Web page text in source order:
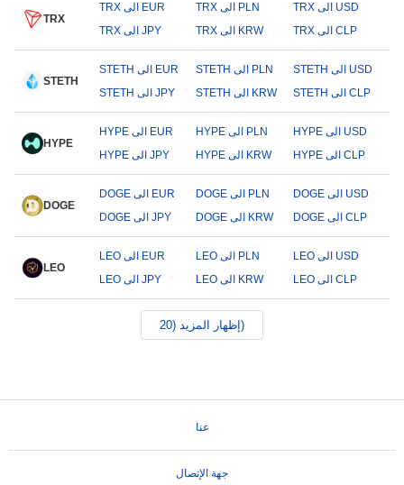
TRX
TRX الى EUR TRX الى PLN
TRX الى USD
TRX الى JPY
TRX الى KRW TRX الى CLP
STETH
STETH الى EUR STETH الى PLN
STETH الى USD
STETH الى JPY
STETH الى KRW STETH الى CLP
HYPE
HYPE الى EUR HYPE الى PLN
HYPE الى USD
HYPE الى JPY
HYPE الى KRW HYPE الى CLP
DOGE
DOGE الى EUR DOGE الى PLN
DOGE الى USD
DOGE الى JPY
DOGE الى KRW DOGE الى CLP
LEO
LEO الى EUR LEO الى PLN
LEO الى USD
LEO الى JPY
LEO الى KRW LEO الى CLP
إظهار المزيد (20)
عنا
جهة الإتصال